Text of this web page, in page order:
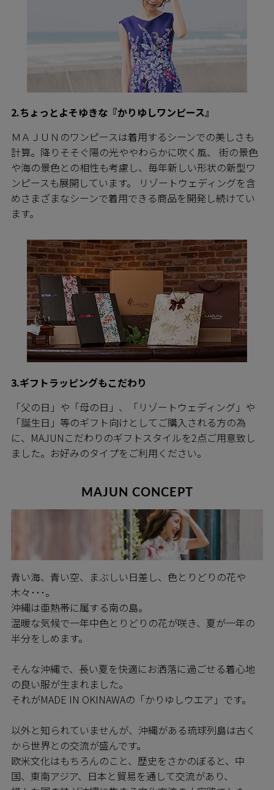
2.ちょっとよそゆきな『かりゆしワンピース』
ＭＡＪＵＮのワンピースは着用するシーンでの美しさも
計算。降りそそぐ陽の光ややわらかに吹く風、 街の景色
や海の景色との相性も考慮し、毎年新しい形状の新型ワ
ンピースも展開しています。 リゾートウェディングを含
めさまざまなシーンで着用できる商品を開発し続けてい
ます。
3.ギフトラッピングもこだわり
「父の日」や「母の日」、「リゾートウェディング」や
「誕生日」等のギフト向けとしてご購入される方の為
に、MAJUNこだわりのギフトスタイルを2点ご用意致し
ました。お好みのタイプをご利用ください。
MAJUN CONCEPT
青い海、青い空、まぶしい日差し、色とりどりの花や
木々･･･。
沖縄は亜熱帯に属する南の島。
温暖な気候で一年中色とりどりの花が咲き、夏が一年の
半分をしめます。
そんな沖縄で、長い夏を快適にお洒落に過ごせる着心地
の良い服が生まれました。
それがMADE IN OKINAWAの「かりゆしウエア」です。
以外と知られていませんが、沖縄がある琉球列島は古く
から世界との交流が盛んです。
欧米文化はもちろんのこと、歴史をさかのぼると、中
国、東南アジア、日本と貿易を通して交流があり、